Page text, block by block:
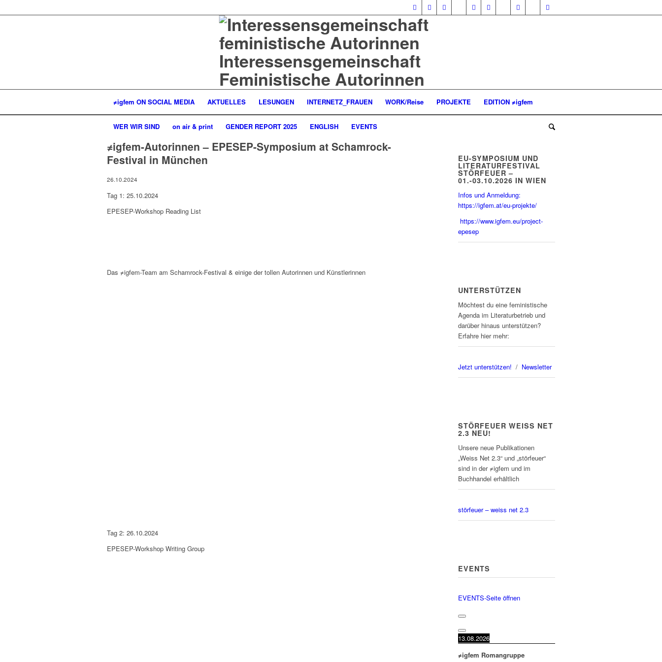
Interessensgemeinschaft
Feministische Autorinnen
≠igfem ON SOCIAL MEDIA AKTUELLES LESUNGEN INTERNETZ_FRAUEN WORK/Reise PROJEKTE EDITION ≠igfem
WER WIR SIND on air & print GENDER REPORT 2025 ENGLISH EVENTS
≠igfem-Autorinnen – EPESEP-Symposium at Schamrock-
Festival in München
26.10.2024
Tag 1: 25.10.2024
EPESEP-Workshop Reading List
Das ≠igfem-Team am Schamrock-Festival & einige der tollen Autorinnen und Künstlerinnen
Tag 2: 26.10.2024
EPESEP-Workshop Writing Group
EU-SYMPOSIUM UND
LITERATURFESTIVAL
STÖRFEUER –
01.-03.10.2026 IN WIEN
Infos und Anmeldung:
https://igfem.at/eu-projekte/
https://www.igfem.eu/project-
epesep
UNTERSTÜTZEN
Möchtest du eine feministische
Agenda im Literaturbetrieb und
darüber hinaus unterstützen?
Erfahre hier mehr:
Jetzt unterstützen! / Newsletter
STÖRFEUER WEISS NET
2.3 NEU!
Unsere neue Publikationen
„Weiss Net 2.3“ und „störfeuer“
sind in der ≠igfem und im
Buchhandel erhältlich
störfeuer – weiss net 2.3
EVENTS
EVENTS-Seite öffnen
13.08.2026
≠igfem Romangruppe